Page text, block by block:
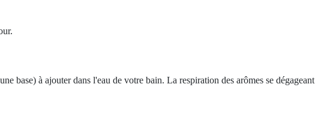
base) à ajouter dans l'eau de votre bain. La respiration des arômes se dégageant